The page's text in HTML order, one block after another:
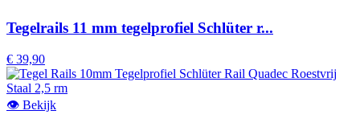
Tegelrails 11 mm tegelprofiel Schlüter r...
€ 39,90
👁 Bekijk